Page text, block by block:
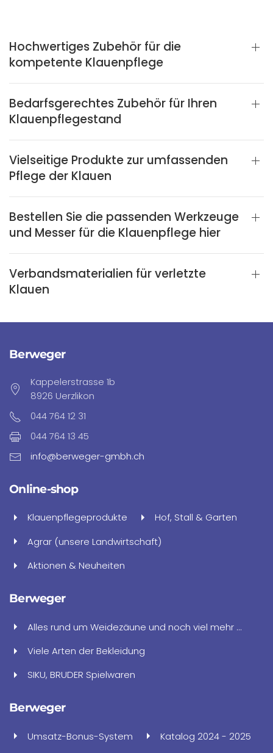
Hochwertiges Zubehör für die
kompetente Klauenpflege
Bedarfsgerechtes Zubehör für Ihren
Klauenpflegestand
Vielseitige Produkte zur umfassenden
Pflege der Klauen
Bestellen Sie die passenden Werkzeuge
und Messer für die Klauenpflege hier
Verbandsmaterialien für verletzte
Klauen
Berweger
Kappelerstrasse 1b
8926 Uerzlikon
044 764 12 31
044 764 13 45
info@berweger-gmbh.ch
Online-shop
Klauenpflegeprodukte
Hof, Stall & Garten
Agrar (unsere Landwirtschaft)
Aktionen & Neuheiten
Berweger
Alles rund um Weidezäune und noch viel mehr ...
Viele Arten der Bekleidung
SIKU, BRUDER Spielwaren
Berweger
Umsatz-Bonus-System Katalog 2024 - 2025